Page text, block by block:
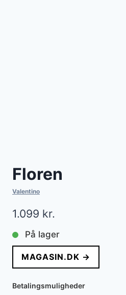
Floren
Valentino
1.099 kr.
På lager
MAGASIN.DK →
Betalingsmuligheder